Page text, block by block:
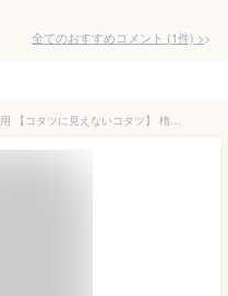
全てのおすすめコメント (1件) >
萩原 こたつテーブル カジュアル 一人用 【コタツに見えないコタツ】 楕円形 折りたたみ式 完成品 ウォールナット カルミナ950WN